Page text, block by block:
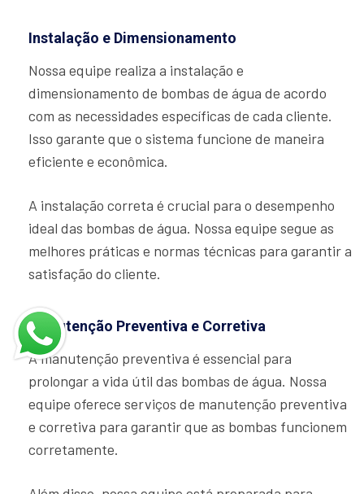
Instalação e Dimensionamento
Nossa equipe realiza a instalação e
dimensionamento de bombas de água de acordo
com as necessidades específicas de cada cliente.
Isso garante que o sistema funcione de maneira
eficiente e econômica.
A instalação correta é crucial para o desempenho
ideal das bombas de água. Nossa equipe segue as
melhores práticas e normas técnicas para garantir a
satisfação do cliente.
Manutenção Preventiva e Corretiva
A manutenção preventiva é essencial para
prolongar a vida útil das bombas de água. Nossa
equipe oferece serviços de manutenção preventiva
e corretiva para garantir que as bombas funcionem
corretamente.